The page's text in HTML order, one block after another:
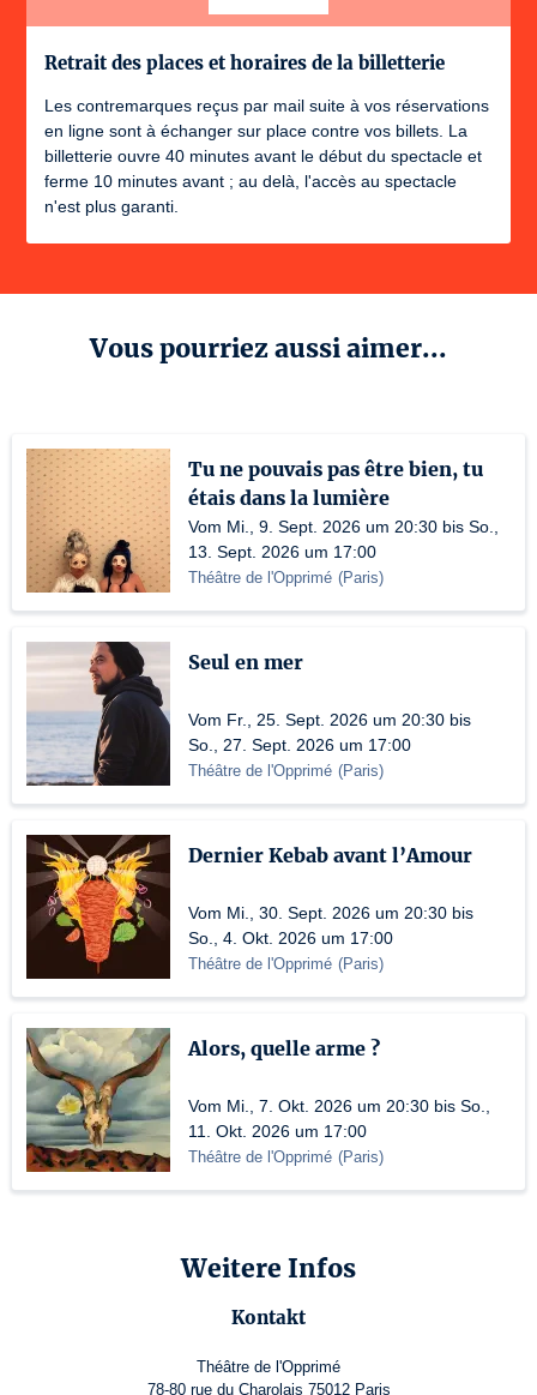
Vous pourriez aussi aimer...
Tu ne pouvais pas être bien, tu
étais dans la lumière
Vom Mi., 9. Sept. 2026 um 20:30 bis So.,
13. Sept. 2026 um 17:00
Théâtre de l'Opprimé (Paris)
Seul en mer
Vom Fr., 25. Sept. 2026 um 20:30 bis
So., 27. Sept. 2026 um 17:00
Théâtre de l'Opprimé (Paris)
Dernier Kebab avant l’Amour
Vom Mi., 30. Sept. 2026 um 20:30 bis
So., 4. Okt. 2026 um 17:00
Théâtre de l'Opprimé (Paris)
Alors, quelle arme ?
Vom Mi., 7. Okt. 2026 um 20:30 bis So.,
11. Okt. 2026 um 17:00
Théâtre de l'Opprimé (Paris)
Retrait des places et horaires de la billetterie
Les contremarques reçus par mail suite à vos réservations
en ligne sont à échanger sur place contre vos billets. La
billetterie ouvre 40 minutes avant le début du spectacle et
ferme 10 minutes avant ; au delà, l'accès au spectacle
n'est plus garanti.
Weitere Infos
Kontakt
Théâtre de l'Opprimé
78-80 rue du Charolais 75012 Paris